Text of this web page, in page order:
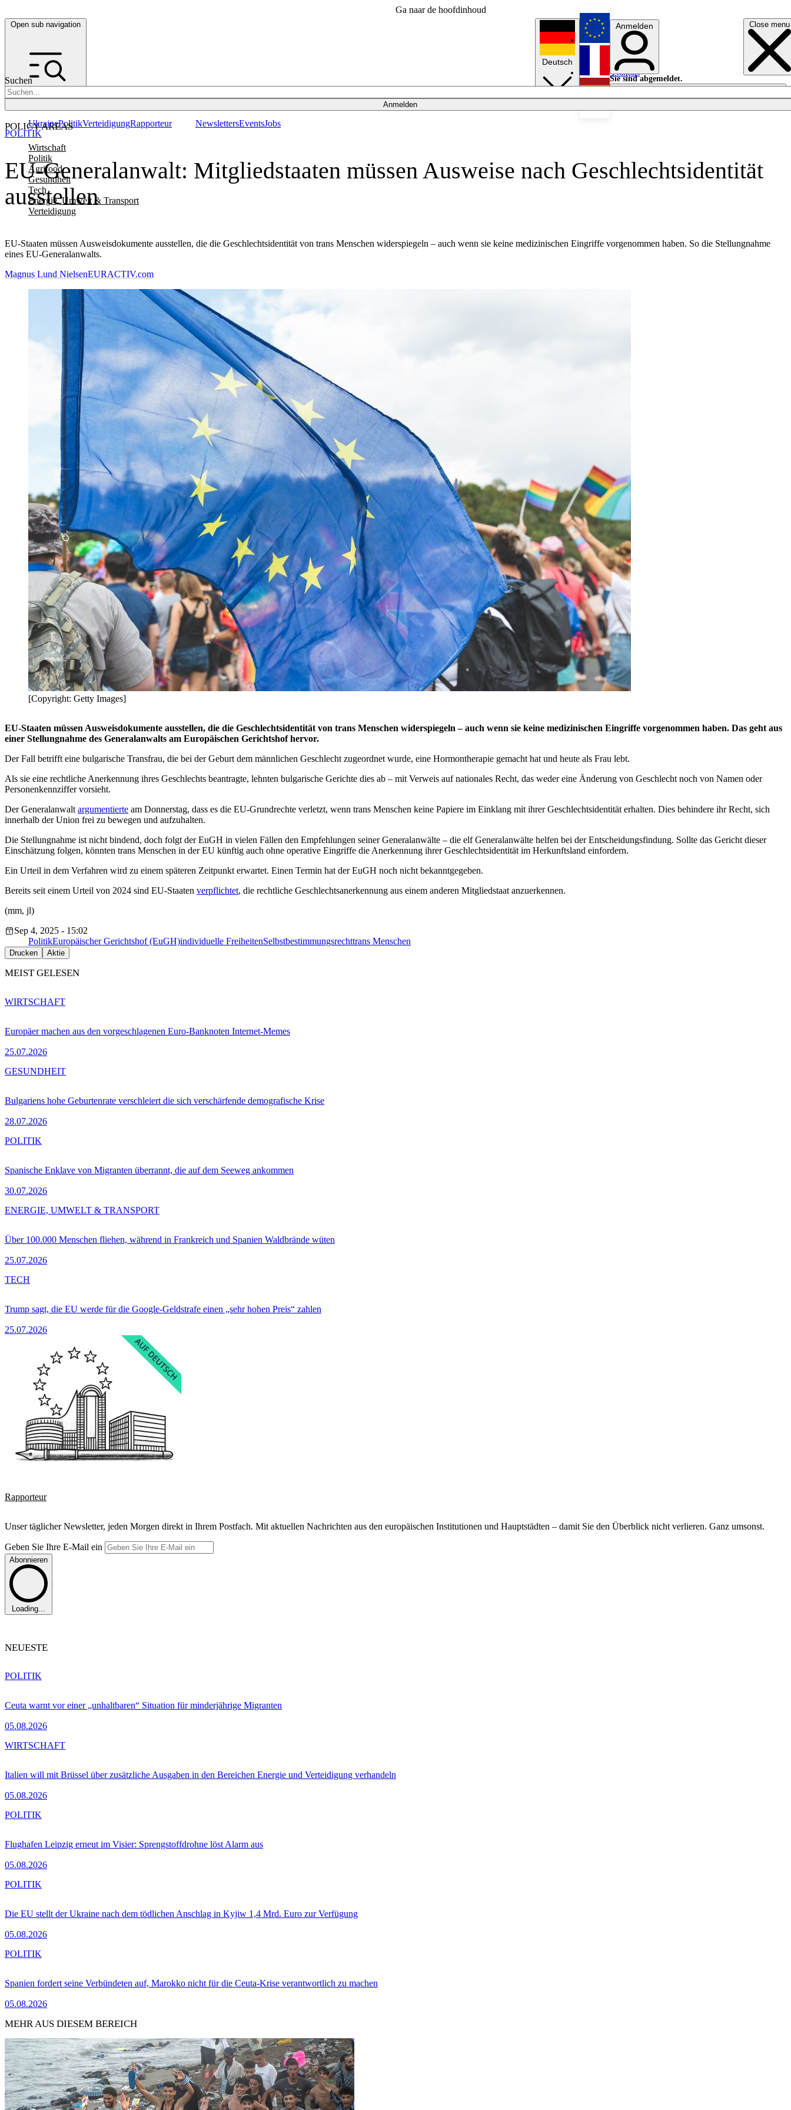
Ga naar de hoofdinhoud
Open sub navigation Close menu
Suchen
Anmelden
POLICY AREAS
Wirtschaft
Politik
Agrifood
Gesundheit
Tech
Energie, Umwelt & Transport
Verteidigung
UkrainePolitikVerteidigungRapporteur NewslettersEventsJobs
Deutsch
English
Français
Anmelden
Sie sind abgemeldet.
Anmelden
Licht aus
EU-Generalanwalt: Mitgliedstaaten müssen Ausweise nach Geschlechtsidentität
ausstellen
EU-Staaten müssen Ausweisdokumente ausstellen, die die Geschlechtsidentität von trans Menschen widerspiegeln – auch wenn sie keine medizinischen Eingriffe vorgenommen haben. So die Stellungnahme
eines EU-Generalanwalts.
POLITIK
Magnus Lund NielsenEURACTIV.com
[Copyright: Getty Images]
EU-Staaten müssen Ausweisdokumente ausstellen, die die Geschlechtsidentität von trans Menschen widerspiegeln – auch wenn sie keine medizinischen Eingriffe vorgenommen haben. Das geht aus
einer Stellungnahme des Generalanwalts am Europäischen Gerichtshof hervor.
Der Fall betrifft eine bulgarische Transfrau, die bei der Geburt dem männlichen Geschlecht zugeordnet wurde, eine Hormontherapie gemacht hat und heute als Frau lebt.
Als sie eine rechtliche Anerkennung ihres Geschlechts beantragte, lehnten bulgarische Gerichte dies ab – mit Verweis auf nationales Recht, das weder eine Änderung von Geschlecht noch von Namen oder
Personenkennziffer vorsieht.
Der Generalanwalt argumentierte am Donnerstag, dass es die EU-Grundrechte verletzt, wenn trans Menschen keine Papiere im Einklang mit ihrer Geschlechtsidentität erhalten. Dies behindere ihr Recht, sich
innerhalb der Union frei zu bewegen und aufzuhalten.
Die Stellungnahme ist nicht bindend, doch folgt der EuGH in vielen Fällen den Empfehlungen seiner Generalanwälte – die elf Generalanwälte helfen bei der Entscheidungsfindung. Sollte das Gericht dieser
Einschätzung folgen, könnten trans Menschen in der EU künftig auch ohne operative Eingriffe die Anerkennung ihrer Geschlechtsidentität im Herkunftsland einfordern.
Ein Urteil in dem Verfahren wird zu einem späteren Zeitpunkt erwartet. Einen Termin hat der EuGH noch nicht bekanntgegeben.
Bereits seit einem Urteil von 2024 sind EU-Staaten verpflichtet, die rechtliche Geschlechtsanerkennung aus einem anderen Mitgliedstaat anzuerkennen.
(mm, jl)
Sep 4, 2025 - 15:02
PolitikEuropäischer Gerichtshof (EuGH)individuelle FreiheitenSelbstbestimmungsrechttrans Menschen
Drucken Aktie
MEIST GELESEN
Europäer machen aus den vorgeschlagenen Euro-Banknoten Internet-Memes
25.07.2026
WIRTSCHAFT
Bulgariens hohe Geburtenrate verschleiert die sich verschärfende demografische Krise
28.07.2026
GESUNDHEIT
Spanische Enklave von Migranten überrannt, die auf dem Seeweg ankommen
30.07.2026
POLITIK
Über 100.000 Menschen fliehen, während in Frankreich und Spanien Waldbrände wüten
25.07.2026
ENERGIE, UMWELT & TRANSPORT
Trump sagt, die EU werde für die Google-Geldstrafe einen „sehr hohen Preis“ zahlen
25.07.2026
TECH
Rapporteur
Unser täglicher Newsletter, jeden Morgen direkt in Ihrem Postfach. Mit aktuellen Nachrichten aus den europäischen Institutionen und Hauptstädten – damit Sie den Überblick nicht verlieren. Ganz umsonst.
Geben Sie Ihre E-Mail ein
Abonnieren
Loading...
NEUESTE
Ceuta warnt vor einer „unhaltbaren“ Situation für minderjährige Migranten
05.08.2026
POLITIK
Italien will mit Brüssel über zusätzliche Ausgaben in den Bereichen Energie und Verteidigung verhandeln
05.08.2026
WIRTSCHAFT
Flughafen Leipzig erneut im Visier: Sprengstoffdrohne löst Alarm aus
05.08.2026
POLITIK
Die EU stellt der Ukraine nach dem tödlichen Anschlag in Kyjiw 1,4 Mrd. Euro zur Verfügung
05.08.2026
POLITIK
Spanien fordert seine Verbündeten auf, Marokko nicht für die Ceuta-Krise verantwortlich zu machen
05.08.2026
POLITIK
MEHR AUS DIESEM BEREICH